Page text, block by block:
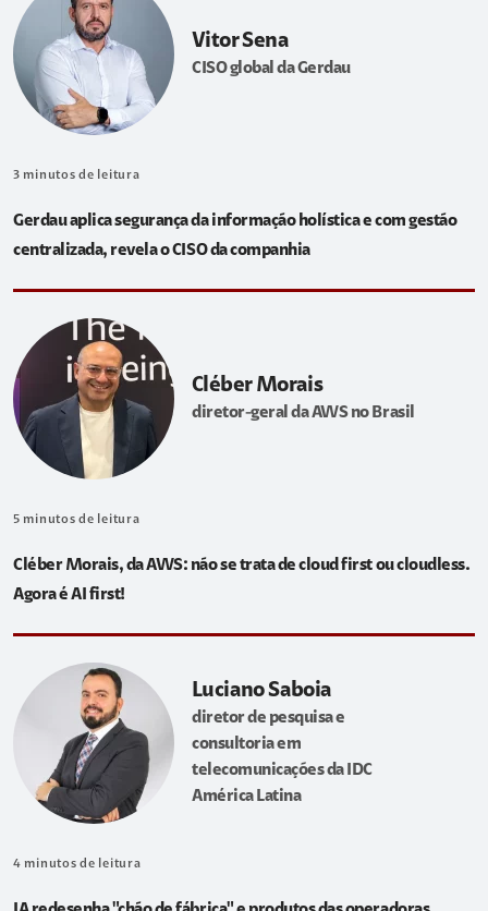
Vitor Sena
CISO global da Gerdau
3 minutos de leitura
Gerdau aplica segurança da informação holística e com gestão
centralizada, revela o CISO da companhia
Cléber Morais
diretor-geral da AWS no Brasil
5 minutos de leitura
Cléber Morais, da AWS: não se trata de cloud first ou cloudless.
Agora é AI first!
Luciano Saboia
diretor de pesquisa e
consultoria em
telecomunicações da IDC
América Latina
4 minutos de leitura